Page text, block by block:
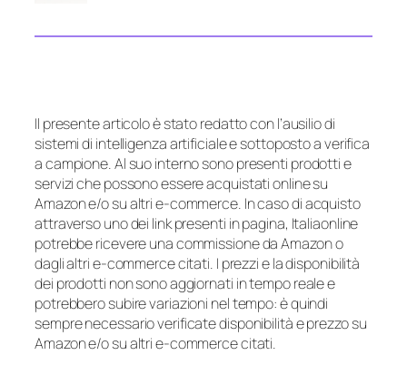
Il presente articolo è stato redatto con l’ausilio di
sistemi di intelligenza artificiale e sottoposto a verifica
a campione. Al suo interno sono presenti prodotti e
servizi che possono essere acquistati online su
Amazon e/o su altri e-commerce. In caso di acquisto
attraverso uno dei link presenti in pagina, Italiaonline
potrebbe ricevere una commissione da Amazon o
dagli altri e-commerce citati. I prezzi e la disponibilità
dei prodotti non sono aggiornati in tempo reale e
potrebbero subire variazioni nel tempo: è quindi
sempre necessario verificate disponibilità e prezzo su
Amazon e/o su altri e-commerce citati.